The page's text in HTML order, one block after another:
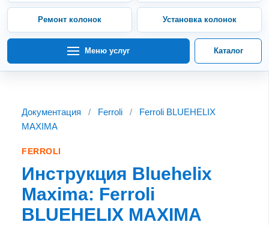
Ремонт колонок Установка колонок
Меню услуг Каталог
Документация / Ferroli /
Ferroli BLUEHELIX
MAXIMA
FERROLI
Инструкция Bluehelix
Maxima: Ferroli
BLUEHELIX MAXIMA